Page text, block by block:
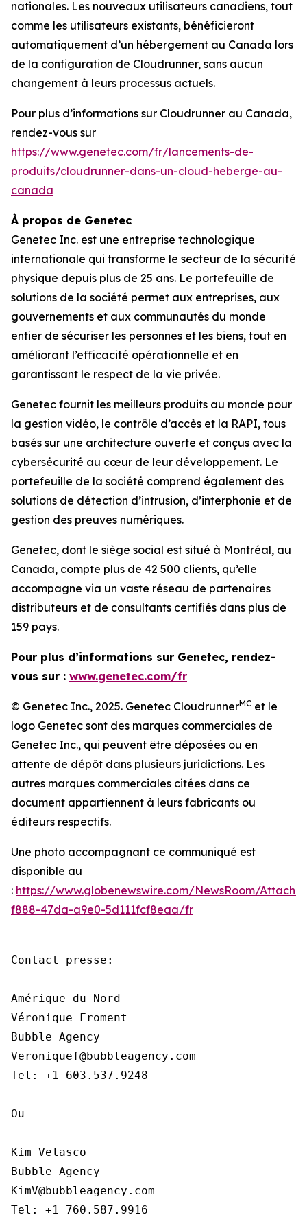
nationales. Les nouveaux utilisateurs canadiens, tout
comme les utilisateurs existants, bénéficieront
automatiquement d’un hébergement au Canada lors
de la configuration de Cloudrunner, sans aucun
changement à leurs processus actuels.
Pour plus d’informations sur Cloudrunner au Canada,
rendez-vous sur
https://www.genetec.com/fr/lancements-de-
produits/cloudrunner-dans-un-cloud-heberge-au-
canada
À propos de Genetec
Genetec Inc. est une entreprise technologique
internationale qui transforme le secteur de la sécurité
physique depuis plus de 25 ans. Le portefeuille de
solutions de la société permet aux entreprises, aux
gouvernements et aux communautés du monde
entier de sécuriser les personnes et les biens, tout en
améliorant l’efficacité opérationnelle et en
garantissant le respect de la vie privée.
Genetec fournit les meilleurs produits au monde pour
la gestion vidéo, le contrôle d’accès et la RAPI, tous
basés sur une architecture ouverte et conçus avec la
cybersécurité au cœur de leur développement. Le
portefeuille de la société comprend également des
solutions de détection d’intrusion, d’interphonie et de
gestion des preuves numériques.
Genetec, dont le siège social est situé à Montréal, au
Canada, compte plus de 42 500 clients, qu’elle
accompagne via un vaste réseau de partenaires
distributeurs et de consultants certifiés dans plus de
159 pays.
Pour plus d’informations sur Genetec, rendez-
vous sur : www.genetec.com/fr
© Genetec Inc., 2025. Genetec CloudrunnerMC et le
logo Genetec sont des marques commerciales de
Genetec Inc., qui peuvent être déposées ou en
attente de dépôt dans plusieurs juridictions. Les
autres marques commerciales citées dans ce
document appartiennent à leurs fabricants ou
éditeurs respectifs.
Une photo accompagnant ce communiqué est
disponible au
: https://www.globenewswire.com/NewsRoom/
f888-47da-a9e0-5d111fcf8eaa/fr
Contact presse:
Amérique du Nord
Véronique Froment
Bubble Agency
Veroniquef@bubbleagency.com
Tel: +1 603.537.9248
Ou
Kim Velasco
Bubble Agency
KimV@bubbleagency.com
Tel: +1 760.587.9916